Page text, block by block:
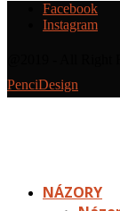
Facebook
Instagram
PenciDesign
NÁZORY